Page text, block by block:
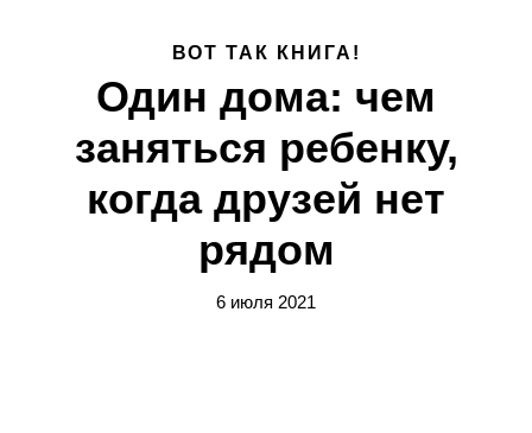
ВОТ ТАК КНИГА!
Один дома: чем
заняться ребенку,
когда друзей нет
рядом
6 июля 2021